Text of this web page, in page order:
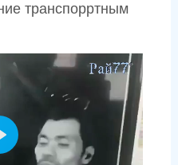
транспорртным